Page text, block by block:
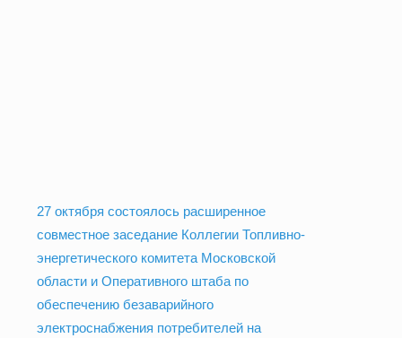
27 октября состоялось расширенное
совместное заседание Коллегии Топливно-
энергетического комитета Московской
области и Оперативного штаба по
обеспечению безаварийного
электроснабжения потребителей на